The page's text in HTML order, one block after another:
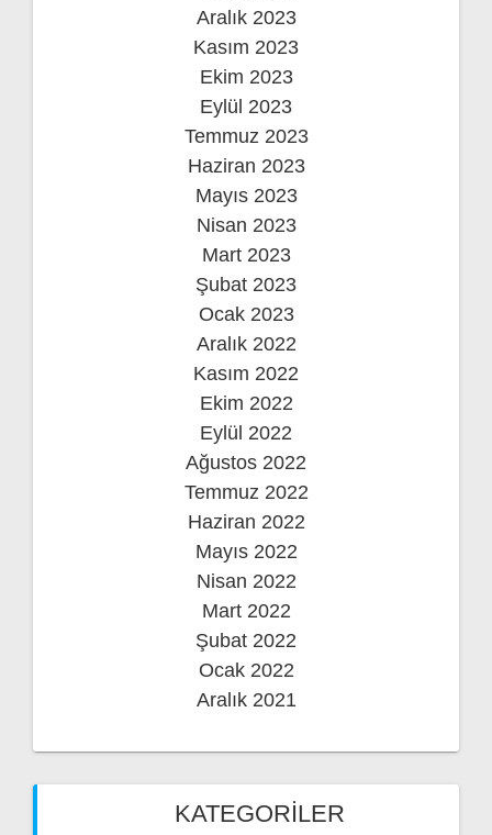
Aralık 2023
Kasım 2023
Ekim 2023
Eylül 2023
Temmuz 2023
Haziran 2023
Mayıs 2023
Nisan 2023
Mart 2023
Şubat 2023
Ocak 2023
Aralık 2022
Kasım 2022
Ekim 2022
Eylül 2022
Ağustos 2022
Temmuz 2022
Haziran 2022
Mayıs 2022
Nisan 2022
Mart 2022
Şubat 2022
Ocak 2022
Aralık 2021
KATEGORILER